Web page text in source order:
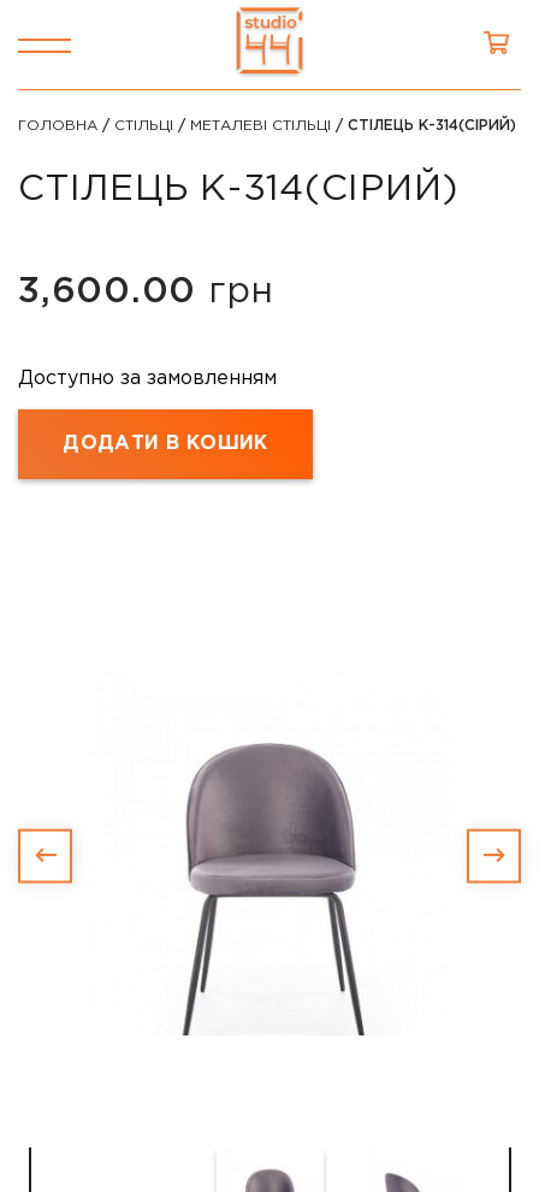
ГОЛОВНА / СТІЛЬЦІ / МЕТАЛЕВІ СТІЛЬЦІ / СТІЛЕЦЬ К-314(СІРИЙ)
СТІЛЕЦЬ К-314(СІРИЙ)
3,600.00 грн
Доступно за замовленням
ДОДАТИ В КОШИК